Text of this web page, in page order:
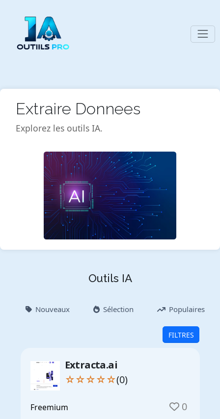
Extraire Donnees
Explorez les outils IA.
Outils IA
Nouveaux Sélection Populaires
FILTRES
Extracta.ai
☆☆☆☆☆(0)
Freemium 0